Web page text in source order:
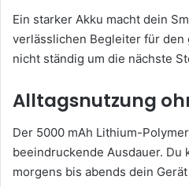
Ein starker Akku macht dein
verlässlichen Begleiter für den
nicht ständig um die nächste
Alltagsnutzung
Der 5000 mAh Lithium-
beeindruckende Ausdauer. Du
morgens bis abends dein